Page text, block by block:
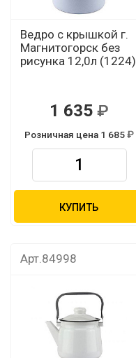
Ведро с крышкой г.
Магнитогорск без
рисунка 12,0л (1224)
1 635
Розничная цена 1 685
КУПИТЬ
Арт.84998